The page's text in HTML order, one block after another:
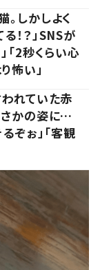
しかしよく
！？」SNSが
「2秒くらい心
怖い」
われていた赤
さかの姿に…
ぞぉ」「客観